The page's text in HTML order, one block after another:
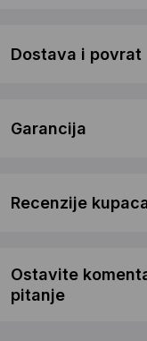
Dostava i povrat
Garancija
Recenzije
Ostavite
pitanje